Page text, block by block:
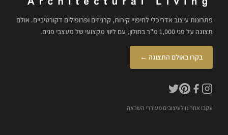
פתרונות עיצוב אדריכלי לחיפויי קירות, קרניזים ופרופילים דקורטיביים. אולם
תצוגה על פני 1,000 מ"ר בחולון, עם ליווי מקצועי של מעצבי פנים.
בקרו באולם התצוגה ←
עקבו אחרינו לעיצובים מעוררי השראה